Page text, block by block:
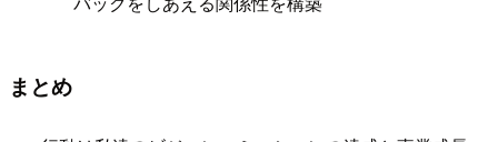
まとめ